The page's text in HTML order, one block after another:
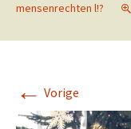
mensenrechten l!?
← Vorige